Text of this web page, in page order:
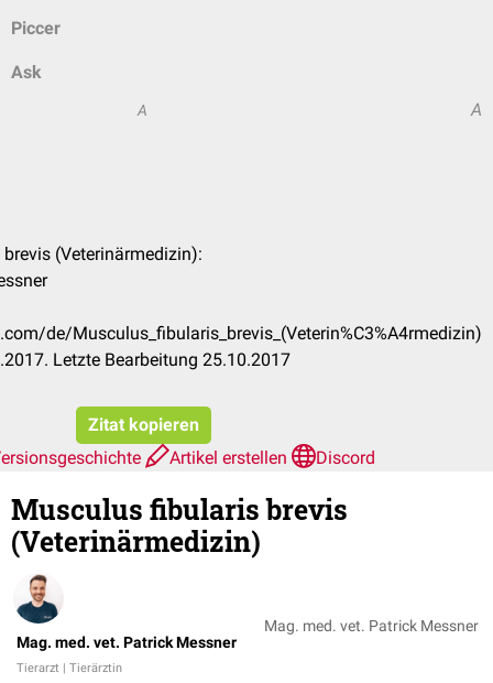
Piccer
Ask
A A
(Veterinärmedizin):
de/Musculus_fibularis_brevis_(Veterin%C3%A4rmedizin)
Letzte Bearbeitung 25.10.2017
Zitat kopieren
Artikel erstellen Discord
Musculus fibularis brevis
(Veterinärmedizin)
Mag. med. vet. Patrick Messner
Tierarzt | Tierärztin
Mag. med. vet. Patrick Messner